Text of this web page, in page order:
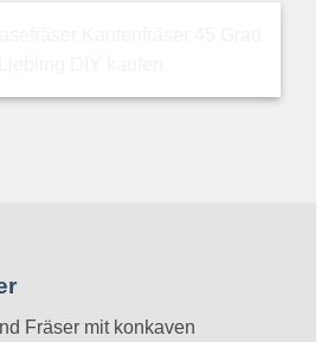
Fräser mit konkaven